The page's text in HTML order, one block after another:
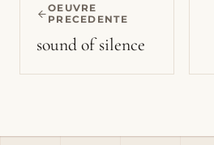
OEUVRE
PRECEDENTE
sound of silence